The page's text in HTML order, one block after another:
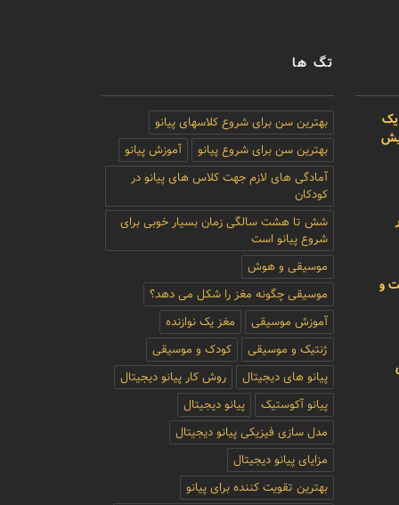
و
تگ ها
بهترین سن برای شروع کلاسهای پیانو
بهترین سن برای شروع پیانو
آموزش پیانو
آمادگی های لازم جهت کلاس های پیانو در
کودکان
شش تا هشت سالگی زمان بسیار خوبی برای
شروع پیانو است
موسیقی و هوش
موسیقی چگونه مغز را شکل می دهد؟
آموزش موسیقی
مغز یک نوازنده
ژنتیک و موسیقی
کودک و موسیقی
پیانو های دیجیتال
روش کار پیانو دیجیتال
پیانو آکوستیک
پیانو دیجیتال
مدل سازی فیزیکی پیانو دیجیتال
مزایای پیانو دیجیتال
بهترین تقویت کننده برای پیانو